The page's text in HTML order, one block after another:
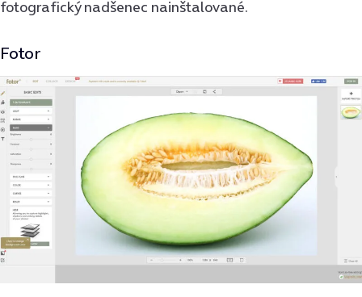
fotografický nadšenec nainštalované.
Fotor